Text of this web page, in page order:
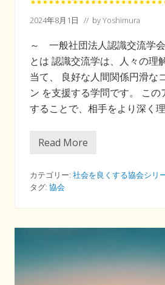
2024年8月1日 // byYoshimura
～ 一般社団法人認識交流学
とは 認識交流学は、人々の理
当て、 良好な人間関係円滑な
ン を支援する学問です。 こ
することで、相手をより深く
人
係
の
悩
な
た
め
に
Read More
カテゴリー: 社会を良くする協会シリ
タグ: 協会